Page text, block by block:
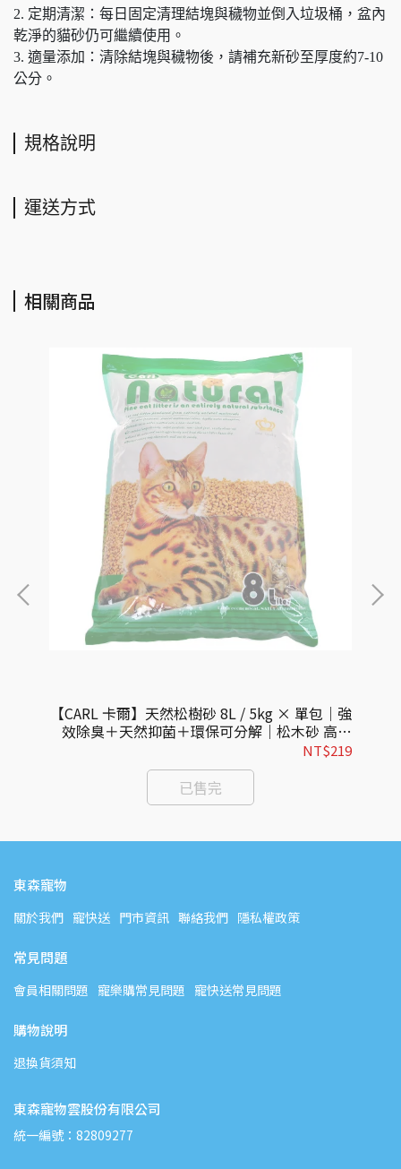
2. 定期清潔：每日固定清理結塊與穢物並倒入垃圾桶，盆內
乾淨的貓砂仍可繼續使用。
3. 適量添加：清除結塊與穢物後，請補充新砂至厚度約7-10
公分。
規格說明
運送方式
相關商品
【CARL 卡爾】天然松樹砂 8L / 5kg × 單包｜強
效除臭＋天然抑菌＋環保可分解｜松木砂 高效
吸收貓砂推薦
NT$219
已售完
東森寵物
關於我們 寵快送 門市資訊 聯絡我們 隱私權政策
常見問題
會員相關問題 寵樂購常見問題 寵快送常見問題
購物說明
退換貨須知
東森寵物雲股份有限公司
統一編號：82809277